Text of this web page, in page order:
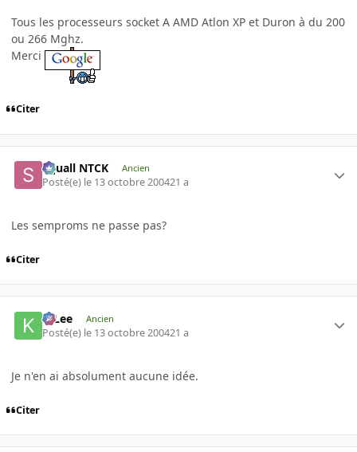
Tous les processeurs socket A AMD Atlon XP et Duron à du 200
ou 266 Mghz.
Merci
Citer
Squall NTCK Ancien
Posté(e) le 13 octobre 200421 a
Les semproms ne passe pas?
Citer
K-Lee Ancien
Posté(e) le 13 octobre 200421 a
Je n'en ai absolument aucune idée.
Citer